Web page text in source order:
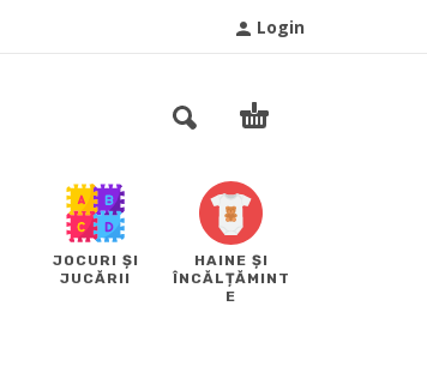
Login
JOCURI ȘI
JUCĂRII
HAINE ȘI
ÎNCĂLȚĂMINT
E